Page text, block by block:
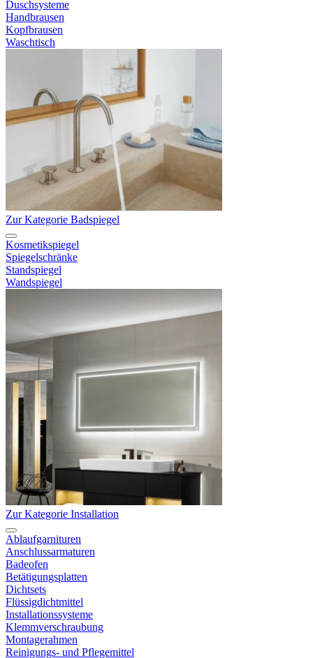
Duschsysteme
Handbrausen
Kopfbrausen
Waschtisch
Zur Kategorie Badspiegel
Kosmetikspiegel
Spiegelschränke
Standspiegel
Wandspiegel
Zur Kategorie Installation
Ablaufgarnituren
Anschlussarmaturen
Badeofen
Betätigungsplatten
Dichtsets
Flüssigdichtmittel
Installationssysteme
Klemmverschraubung
Montagerahmen
Reinigungs- und Pflegemittel